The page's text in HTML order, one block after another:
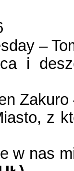
–
i
Zakuro
z
w nas